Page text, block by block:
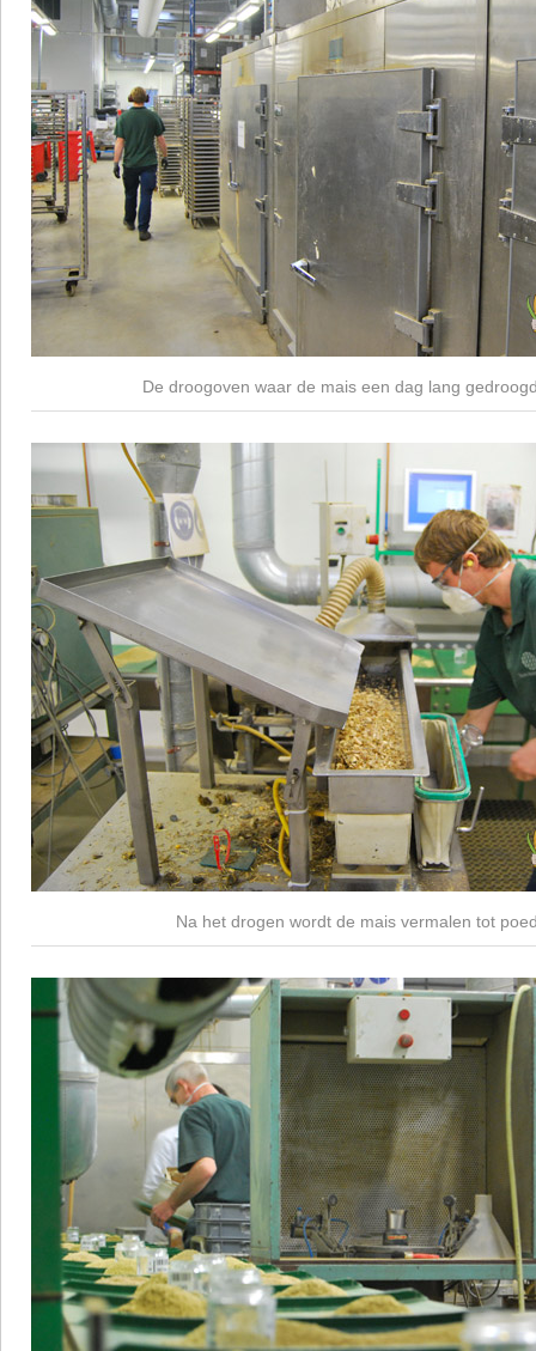
De droogoven waar de mais een dag lang
Na het drogen wordt de mais vermalen tot